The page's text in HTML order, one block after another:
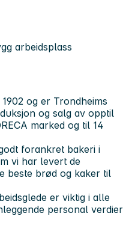
arbeidsplass
og er Trondheims
og salg av opptil
marked og til 14
forankret bakeri i
vi har levert de
beste brød og kaker til
er viktig i alle
personal verdier